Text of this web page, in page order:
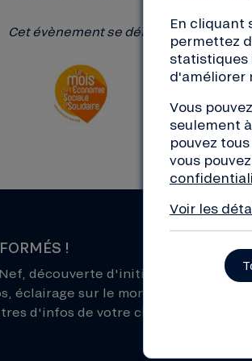
Cet évènement se déroule dans le
!
découverte d'initiatives de la
éclairage sur le monde de la
d'infos de votre choix !
En cliquant
permettez
statistiques
d'améliorer
Vous
seulement
pouvez
vous
Voir les